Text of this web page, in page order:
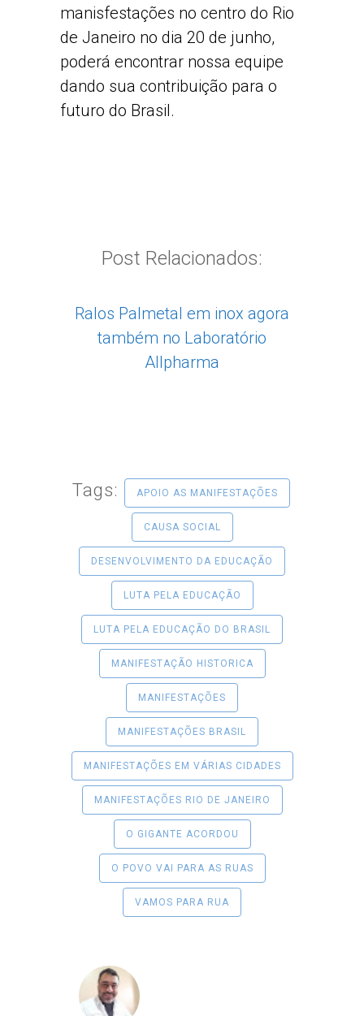
manisfestações no centro do Rio
de Janeiro no dia 20 de junho,
poderá encontrar nossa equipe
dando sua contribuição para o
futuro do Brasil.
Post Relacionados:
Ralos Palmetal em inox agora
também no Laboratório
Allpharma
Tags: APOIO AS MANIFESTAÇÕES
CAUSA SOCIAL
DESENVOLVIMENTO DA EDUCAÇÃO
LUTA PELA EDUCAÇÃO
LUTA PELA EDUCAÇÃO DO BRASIL
MANIFESTAÇÃO HISTORICA
MANIFESTAÇÕES
MANIFESTAÇÕES BRASIL
MANIFESTAÇÕES EM VÁRIAS CIDADES
MANIFESTAÇÕES RIO DE JANEIRO
O GIGANTE ACORDOU
O POVO VAI PARA AS RUAS
VAMOS PARA RUA